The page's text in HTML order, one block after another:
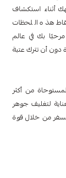
أثناء استكشاف
هذه اللحظات
بك في عالم
دون أن تترك عتبة
من أكثر
لتغليف جوهر
من خلال قوة